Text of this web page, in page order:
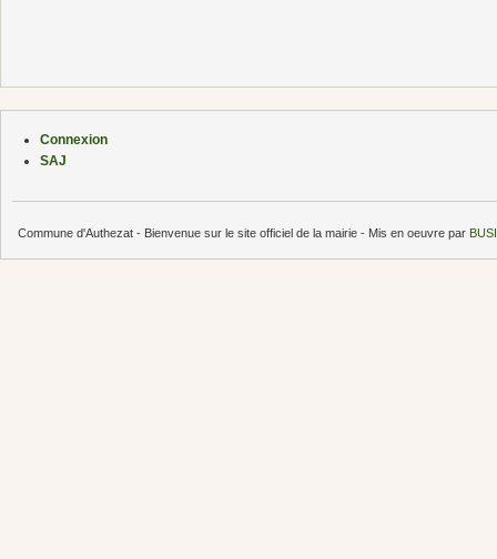
Connexion
SAJ
Commune d'Authezat - Bienvenue sur le site officiel de la mairie - Mis en oeuvre par